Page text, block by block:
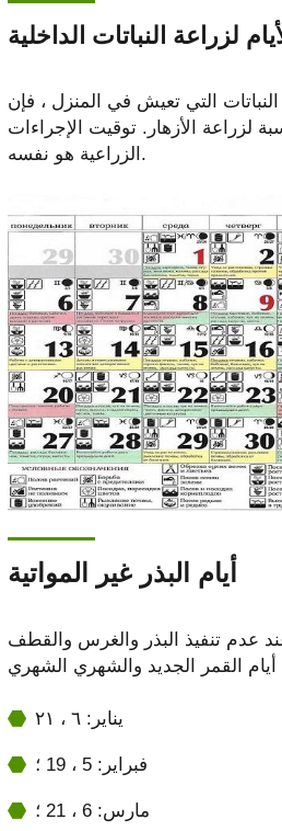
لزراعة النباتات الداخلية
النباتات التي تعيش في المنزل ، فإن
لزراعة الأزهار. توقيت الإجراءات
الزراعية هو نفسه.
أيام البذر غير المواتية
عند عدم تنفيذ البذر والغرس والقطف
يناير: ٦ ، ٢١
فبراير: 5 ، 19 ؛
مارس: 6 ، 21 ؛